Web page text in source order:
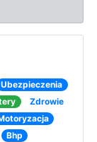
Ubezpieczenia
Zdrowie
Bhp